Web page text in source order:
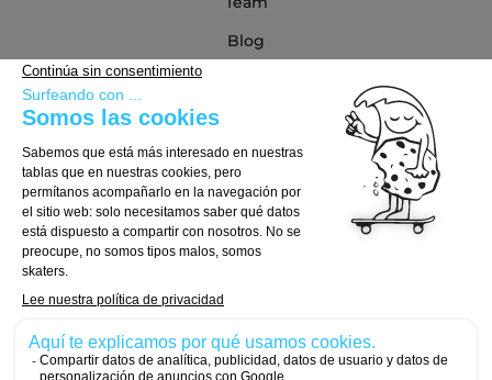
Blog
Guía de compra
Cómo Elegir tu Tabla